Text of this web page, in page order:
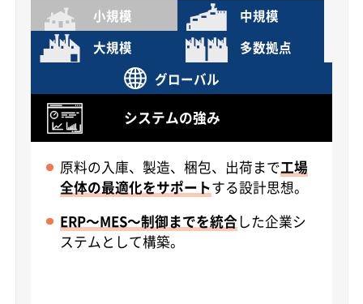
小規模
中規模
大規模
多数拠点
グローバル
システムの強み
原料の入庫、製造、梱包、出荷まで工場
全体の最適化をサポートする設計思想。
ERP～MES～制御までを統合した企業シ
ステムとして構築。